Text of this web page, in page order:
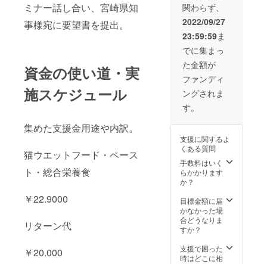
ミナー話し合い、宮崎県知
事様宛に要望書を提出。
資金の使い道・実
施スケジュール
集めた支援金用途や内訳。
猫ウエットフード・ペース
ト・総合栄養食
￥22.9000
リターン代
￥20.000
関わらず、
2022/09/27
23:59:59ま
でに集まっ
た金額が
ファンディ
ングされま
す。
支援に関するよ
くある質問
手数料はいく
らかかります
か？
目標金額に届
かなかった場
合どうなりま
すか？
支援で困った
時はどこに相